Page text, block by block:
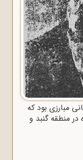
مبارزی بود که
در منطقه گنبد و